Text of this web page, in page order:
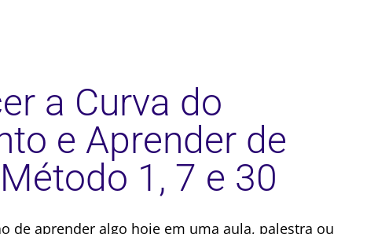
a Curva do
e Aprender de
1, 7 e 30
de aprender algo hoje em uma aula, palestra ou